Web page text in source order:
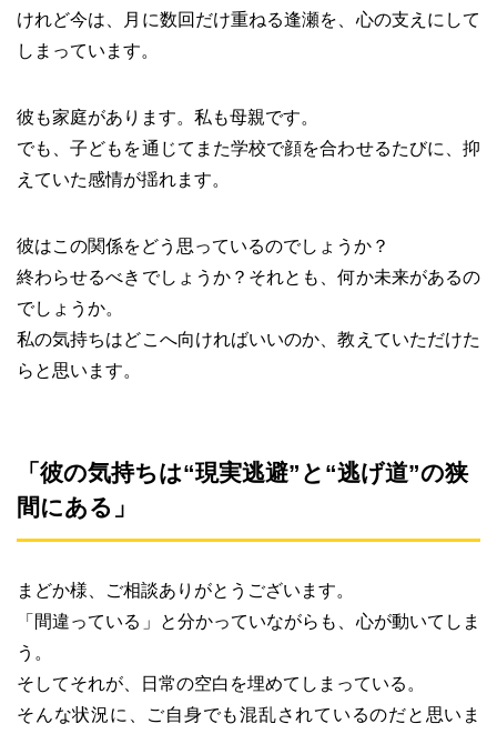
けれど今は、月に数回だけ重ねる逢瀬を、心の支えにして
しまっています。
彼も家庭があります。私も母親です。
でも、子どもを通じてまた学校で顔を合わせるたびに、抑
えていた感情が揺れます。
彼はこの関係をどう思っているのでしょうか？
終わらせるべきでしょうか？それとも、何か未来があるの
でしょうか。
私の気持ちはどこへ向ければいいのか、教えていただけた
らと思います。
「彼の気持ちは“現実逃避”と“逃げ道”の狭
間にある」
まどか様、ご相談ありがとうございます。
「間違っている」と分かっていながらも、心が動いてしま
う。
そしてそれが、日常の空白を埋めてしまっている。
そんな状況に、ご自身でも混乱されているのだと思いま